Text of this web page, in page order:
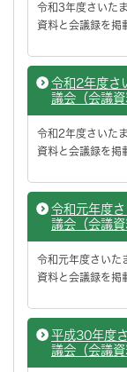
令和3年度さいた
資料と会議録を掲
令和2年度さ
議会（会議資
令和2年度さいた
資料と会議録を掲
令和元年度
議会（会議資
令和元年度さいた
資料と会議録を掲
平成30年度
議会（会議資